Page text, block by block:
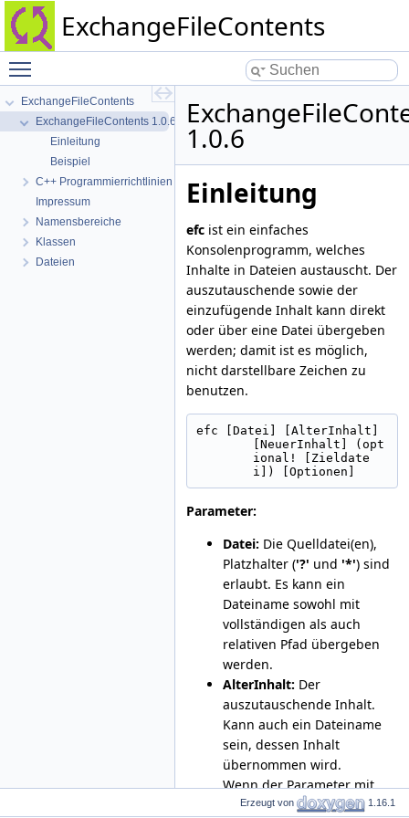
ExchangeFileContents
ExchangeFileContents
ExchangeFileContents 1.0.6
Einleitung
Beispiel
C++ Programmierrichtlinien dieses Projekts
Impressum
Namensbereiche
Klassen
Dateien
1.0.6
Einleitung
efc ist ein einfaches
Konsolenprogramm, welches
Inhalte in Dateien austauscht. Der
auszutauschende sowie der
einzufügende Inhalt kann direkt
oder über eine Datei übergeben
werden; damit ist es möglich,
nicht darstellbare Zeichen zu
benutzen.
efc [Datei] [AlterInhalt]
[NeuerInhalt] (opt
ional! [Zieldate
i]) [Optionen]
Parameter:
Datei: Die Quelldatei(en),
Platzhalter ('?' und '*') sind
erlaubt. Es kann ein
Dateiname sowohl mit
vollständigen als auch
relativen Pfad übergeben
werden.
AlterInhalt: Der
auszutauschende Inhalt.
Kann auch ein Dateiname
sein, dessen Inhalt
übernommen wird.
Wenn der Parameter mit
"text:"bzw."t:"beginnt,
Erzeugt von 1.16.1